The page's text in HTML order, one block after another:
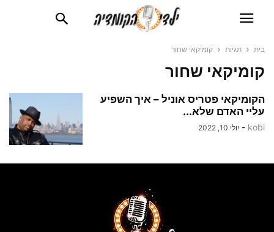
בית תגיות קומיקאי שחור
קומיקאי שחור
הקומיקאי פטריס אוניל – איך השפיע
עליי האדם שלא...
kobi
- יולי 10, 2022